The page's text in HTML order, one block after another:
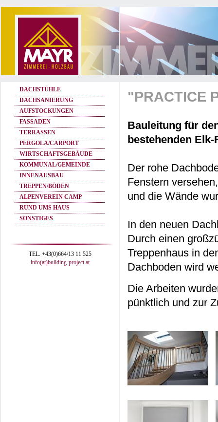
DACHSTÜHLE
DACHSANIERUNG
AUFSTOCKUNGEN
FASSADEN
TERRASSEN
PERGOLA/CARPORT
WIRTSCHAFTSGEBÄUDE
KOMMUNAL/GEMEINDE
INNENAUSBAU
TREPPEN/BÖDEN
ALPENVEREIN CAMP
RUND UMS HAUS
SONSTIGES
TEL. +43(0)664/13 11 525
info(at)building-project.at
"PRACTICE
Bauleitung für
bestehenden
Der rohe
Fenstern
und die Wände
In den neuen
Durch einen
Treppenhaus in
Dachboden wird
Die Arbeiten
pünktlich und zur